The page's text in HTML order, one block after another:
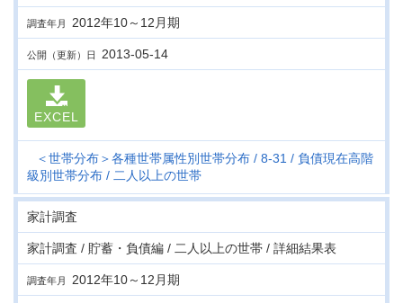
調査年月 2012年10～12月期
公開（更新）日 2013-05-14
EXCEL
＜世帯分布＞各種世帯属性別世帯分布 8-31
負債現在高階
級別世帯分布
二人以上の世帯
家計調査
家計調査 / 貯蓄・負債編 / 二人以上の世帯 / 詳細結果表
調査年月 2012年10～12月期